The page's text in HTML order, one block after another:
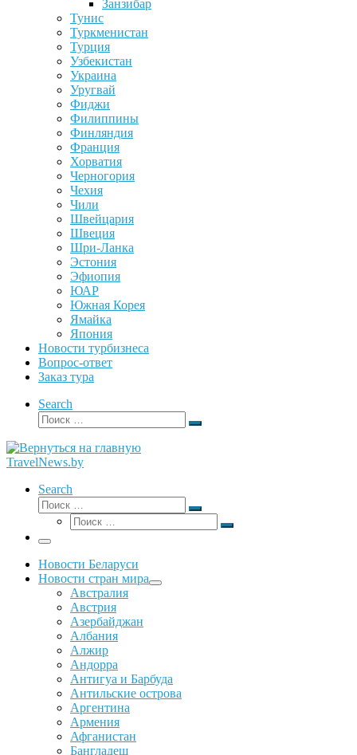
Занзибар
Тунис
Туркменистан
Турция
Узбекистан
Украина
Уругвай
Фиджи
Филиппины
Финляндия
Франция
Хорватия
Черногория
Чехия
Чили
Швейцария
Швеция
Шри-Ланка
Эстония
Эфиопия
ЮАР
Южная Корея
Ямайка
Япония
Новости турбизнеса
Вопрос-ответ
Заказ тура
Search
Поиск
Поиск
TravelNews.by
Search
Поиск
Поиск
Поиск
Поиск
Меню
Новости Беларуси
Новости стран мира
Австралия
Австрия
Азербайджан
Албания
Алжир
Андорра
Антигуа и Барбуда
Антильские острова
Аргентина
Армения
Афганистан
Бангладеш